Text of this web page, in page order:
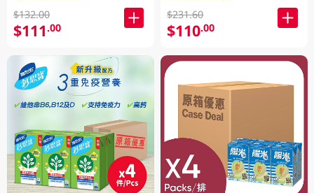
$132.00
$111.00
$231.60
$110.00